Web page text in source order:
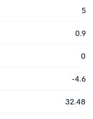
5
0.9
0
-4.6
32.48